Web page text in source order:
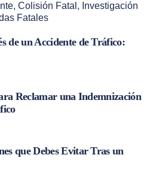
, Colisión Fatal , Investigación
Fatales
de un Accidente de Tráfico:
Reclamar una Indemnización
que Debes Evitar Tras un